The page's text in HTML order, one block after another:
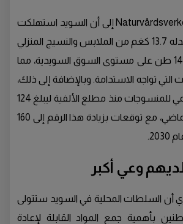
وتشير إحصائيات Naturvårdsverket إلى أن السويد استهلكت
في عام 2019 ما معدله 13.7 كغم من الملابس والنسيج المنزلي
للفرد، بإجمالي 141,100 طن على مستوى السوق السويدية، مما
تواجه الاستدامة. وبالإضافة إلى ذلك،
تضاعف الإنتاج العالمي للمنسوجات منذ مطلع الألفية ليبلغ 124
مليون طن العام الماضي، مع توقعات بزيادة هذا الرقم إلى 160
وعي أكبر
أن السلطات المحلية في السويد ستتولى
بأهمية جمع المواد القابلة لإعادة